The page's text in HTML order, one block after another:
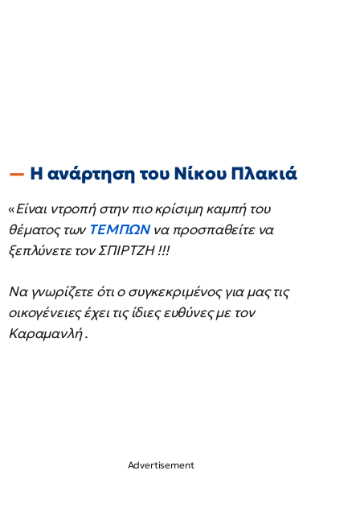
Η ανάρτηση του Νίκου Πλακιά
«Είναι ντροπή στην πιο κρίσιμη καμπή του
θέματος των ΤΕΜΠΩΝνα προσπαθείτε να
ξεπλύνετε τον ΣΠΙΡΤΖΗ !!!
Να γνωρίζετε ότι ο συγκεκριμένος για μας τις
οικογένειες έχει τις ίδιες ευθύνες με τον
Καραμανλή .